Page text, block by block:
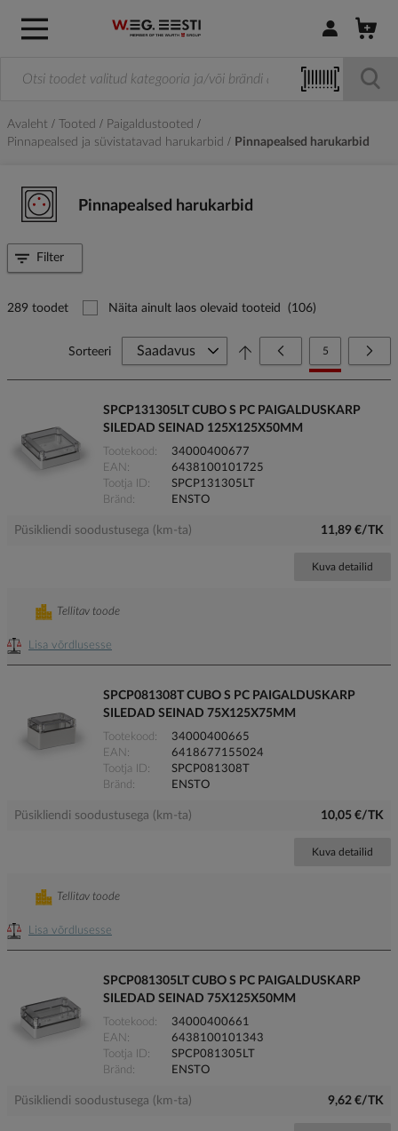
Logi sisse /
Avaleht Tooted
Paigaldustooted
Pinnapealsed ja süvistatavad harukarbid
Pinnapealsed harukarbid
Pinnapealsed harukarbid
289 toodet Näita ainult laos olevaid tooteid (106)
Page You're currently
5
Sorteeri
SPCP131305LT CUBO S PC PAIGALDUSKARP
SILEDAD SEINAD 125X125X50MM
Tootekood
34000400677
EAN
6438100101725
Tootja ID
SPCP131305LT
Bränd
ENSTO
Püsikliendi soodustusega (km-ta) 11,89 €/TK
Kuva detailid
Lisa võrdlusesse
Tellitav toode
SPCP081308T CUBO S PC PAIGALDUSKARP
SILEDAD SEINAD 75X125X75MM
Tootekood
34000400665
EAN
6418677155024
Tootja ID
SPCP081308T
Bränd
ENSTO
Püsikliendi soodustusega (km-ta) 10,05 €/TK
Kuva detailid
Lisa võrdlusesse
Tellitav toode
SPCP081305LT CUBO S PC PAIGALDUSKARP
SILEDAD SEINAD 75X125X50MM
Tootekood
34000400661
EAN
6438100101343
Tootja ID
SPCP081305LT
Bränd
ENSTO
Püsikliendi soodustusega (km-ta) 9,62 €/TK
Filter